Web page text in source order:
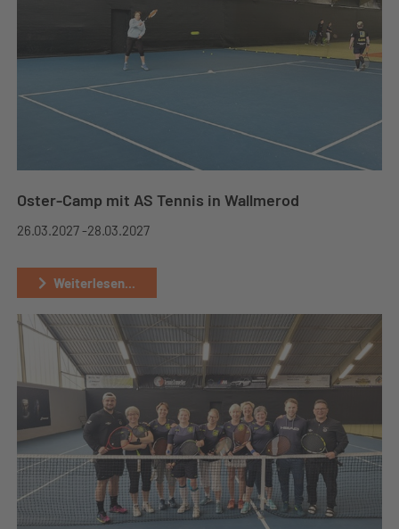
Oster-Camp mit AS Tennis in Wallmerod
26.03.2027 -28.03.2027
Weiterlesen...